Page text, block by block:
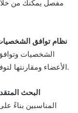
مفصل يمكنك من
2. نظام توافق
الشخصيات
الأعضاء ومقارنتها لتوفير توصيات متناسقة للمستخدمين المتوافقين.
3. البحث
المناسبين بناءً